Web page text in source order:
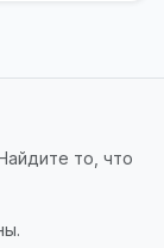
то, что